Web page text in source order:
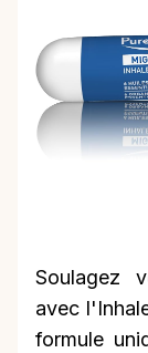
Soulagez
avec
formule